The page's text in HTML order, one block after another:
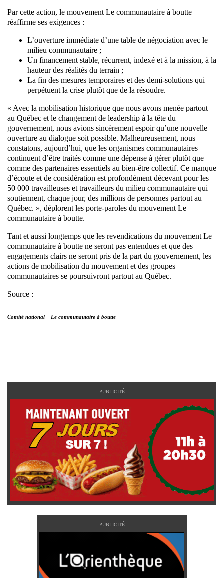
Par cette action, le mouvement Le communautaire à boutte
réaffirme ses exigences :
L’ouverture immédiate d’une table de négociation avec le
milieu communautaire ;
Un financement stable, récurrent, indexé et à la mission, à la
hauteur des réalités du terrain ;
La fin des mesures temporaires et des demi-solutions qui
perpétuent la crise plutôt que de la résoudre.
« Avec la mobilisation historique que nous avons menée partout
au Québec et le changement de leadership à la tête du
gouvernement, nous avions sincèrement espoir qu’une nouvelle
ouverture au dialogue soit possible. Malheureusement, nous
constatons, aujourd’hui, que les organismes communautaires
continuent d’être traités comme une dépense à gérer plutôt que
comme des partenaires essentiels au bien-être collectif. Ce manque
d’écoute et de considération est profondément décevant pour les
50 000 travailleuses et travailleurs du milieu communautaire qui
soutiennent, chaque jour, des millions de personnes partout au
Québec. », déplorent les porte-paroles du mouvement Le
communautaire à boutte.
Tant et aussi longtemps que les revendications du mouvement Le
communautaire à boutte ne seront pas entendues et que des
engagements clairs ne seront pris de la part du gouvernement, les
actions de mobilisation du mouvement et des groupes
communautaires se poursuivront partout au Québec.
Source :
Comité national – Le communautaire à boutte
PUBLICITÉ
PUBLICITÉ